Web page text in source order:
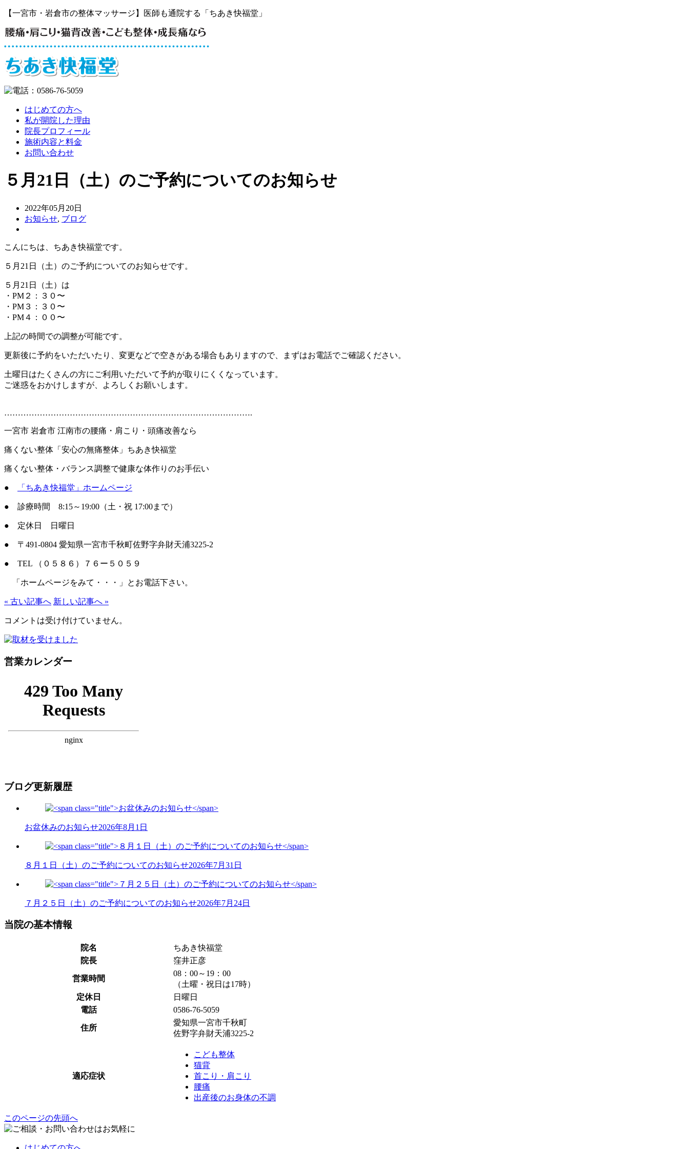
【一宮市・岩倉市の整体マッサージ】医師も通院する「ちあき快福堂」
はじめての方へ
私が開院した理由
院長プロフィール
施術内容と料金
お問い合わせ
５月21日（土）のご予約についてのお知らせ
2022年05月20日
お知らせ, ブログ
こんにちは、ちあき快福堂です。
５月21日（土）のご予約についてのお知らせです。
５月21日（土）は
・PM２：３０〜
・PM３：３０〜
・PM４：００〜
上記の時間での調整が可能です。
更新後に予約をいただいたり、変更などで空きがある場合もありますので、まずはお電話でご確認ください。
土曜日はたくさんの方にご利用いただいて予約が取りにくくなっています。
ご迷惑をおかけしますが、よろしくお願いします。
……………………………………………………………………………….
一宮市 岩倉市 江南市の腰痛・肩こり・頭痛改善なら
痛くない整体「安心の無痛整体」ちあき快福堂
痛くない整体・バランス調整で健康な体作りのお手伝い
● 「ちあき快福堂」ホームページ
● 診療時間 8:15～19:00（土・祝 17:00まで）
● 定休日 日曜日
● 〒491-0804 愛知県一宮市千秋町佐野字弁財天浦3225-2
● TEL （０５８６）７６ー５０５９
「ホームページをみて・・・」とお電話下さい。
« 古い記事へ 新しい記事へ »
コメントは受け付けていません。
営業カレンダー
ブログ更新履歴
お盆休みのお知らせ2026年8月1日
８月１日（土）のご予約についてのお知らせ2026年7月31日
７月２５日（土）のご予約についてのお知らせ2026年7月24日
当院の基本情報
院名
ちあき快福堂
院長
窪井正彦
営業時間
08：00～19：00
（土曜・祝日は17時）
定休日
日曜日
電話
0586-76-5059
住所
愛知県一宮市千秋町
佐野字弁財天浦3225-2
適応症状
こども整体
猫背
首こり・肩こり
腰痛
出産後のお身体の不調
このページの先頭へ